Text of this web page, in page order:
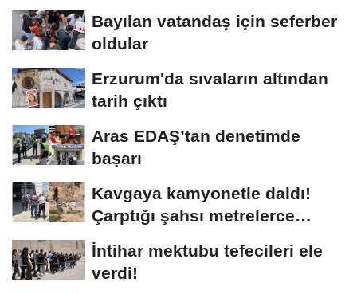
Bayılan vatandaş için seferber
oldular
Erzurum'da sıvaların altından
tarih çıktı
Aras EDAŞ’tan denetimde
başarı
Kavgaya kamyonetle daldı!
Çarptığı şahsı metrelerce
sürükledi
İntihar mektubu tefecileri ele
verdi!